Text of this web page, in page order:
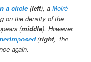
a circle(left), aMoiré
on the density of the
(middle). However,
(right), the
again.